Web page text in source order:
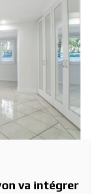
va intégrer